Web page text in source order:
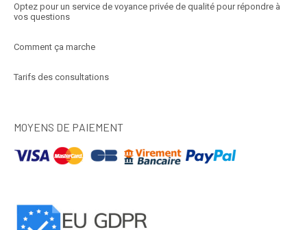
Optez pour un service de voyance privée de qualité pour répondre à
vos questions
Comment ça marche
Tarifs des consultations
MOYENS DE PAIEMENT